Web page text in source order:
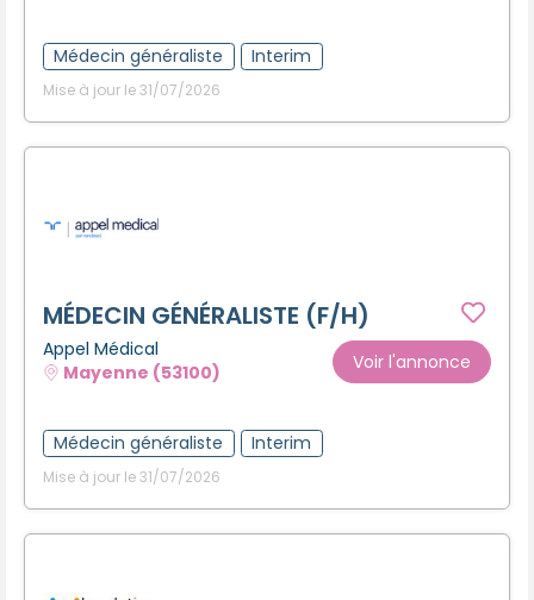
Médecin généraliste Interim
Mise à jour le 31/07/2026
MÉDECIN GÉNÉRALISTE (F/H)
Appel Médical
Mayenne (53100)
Voir l'annonce
Médecin généraliste Interim
Mise à jour le 31/07/2026